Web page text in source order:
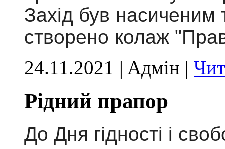
Захід був насиченим
створено колаж
24.11.2021 | Aдмін |
Рідний прапор
До Дня гідності і